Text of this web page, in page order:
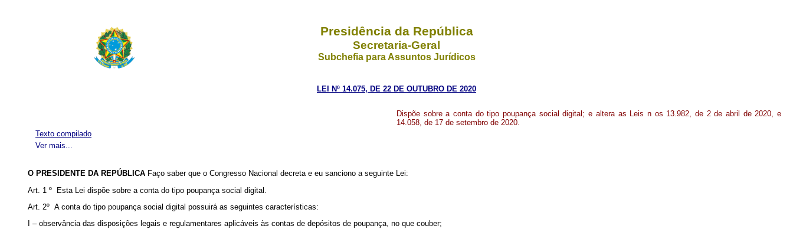
Presidência da República
Secretaria-Geral
Subchefia para Assuntos Jurídicos
LEI Nº 14.075, DE 22 DE OUTUBRO DE 2020
Dispõe sobre a conta do tipo poupança social digital; e altera as Leis n os 13.982, de 2 de abril de 2020, e
14.058, de 17 de setembro de 2020.
Ver mais...
Texto compilado
O PRESIDENTE DA REPÚBLICA Faço saber que o Congresso Nacional decreta e eu sanciono a seguinte Lei:
Art. 1 º Esta Lei dispõe sobre a conta do tipo poupança social digital.
Art. 2º A conta do tipo poupança social digital possuirá as seguintes características:
I – observância das disposições legais e regulamentares aplicáveis às contas de depósitos de poupança, no que couber;